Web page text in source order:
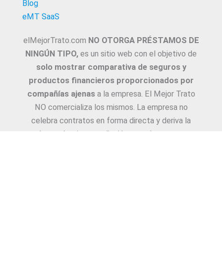
Blog
eMT SaaS
elMejorTrato.com NO OTORGA PRÉSTAMOS DE
NINGÚN TIPO, es un sitio web con el objetivo de
solo mostrar comparativa de seguros y
productos financieros proporcionados por
compañías ajenasa la empresa. El Mejor Trato
NO comercializa los mismos. La empresa no
celebra contratos en forma directa y deriva la
Asesoría e intermediación a productores y